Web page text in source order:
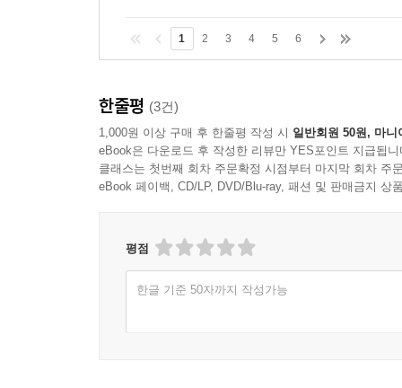
빠지는 소리 아니냐, 고 반문할지도 모르겠다.
천천히 살면 좀 어때, 쉬었다 가면 좀 어때
오늘도 나는 제주에서 당신을 생각한다
그렇다면 부부의 용단이 궁금하지 않을 수 없다
무슨 생각에서였는지 우리는 개점 후 1년간
1 2 3 4 5 6
한줄평 (3건)
1,000원 이상 구매 후 한줄평 작성 시 일반회원 50원, 마니
eBook은 다운로드 후 작성한 리뷰만 YES포인트 지급됩니
클래스는 첫번째 회차 주문확정 시점부터 마지막 회차 주
eBook 페이백, CD/LP, DVD/Blu-ray, 패션 및 판매금지 상
평점
한글 기준 50자까지 작성가능